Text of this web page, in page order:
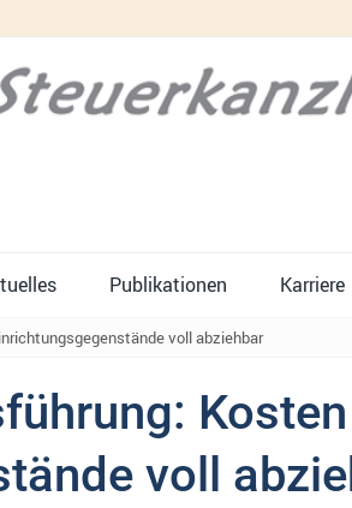
Publikationen Karriere
voll abziehbar
voll